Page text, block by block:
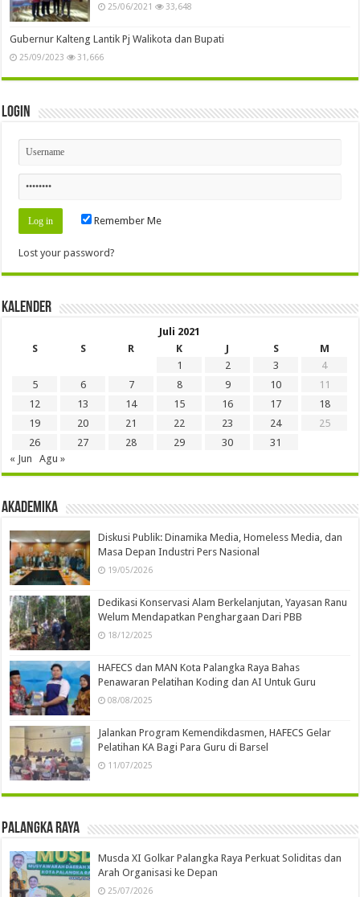
25/06/2021 33,648
Gubernur Kalteng Lantik Pj Walikota dan Bupati
25/09/2023 31,666
Login
Remember Me
Lost your password?
Kalender
Juli 2021
S
S R K J S
M
1
2 3
4
5
6 7 8 9 10
11
12
13 14 15 16 17
18
19
20 21 22 23 24
25
26
27 28 29 30
31
« Jun
Agu »
Akademika
Diskusi Publik: Dinamika Media, Homeless Media, dan
Masa Depan Industri Pers Nasional
19/05/2026
Dedikasi Konservasi Alam Berkelanjutan, Yayasan Ranu
Welum Mendapatkan Penghargaan Dari PBB
18/12/2025
HAFECS dan MAN Kota Palangka Raya Bahas
Penawaran Pelatihan Koding dan AI Untuk Guru
08/08/2025
Jalankan Program Kemendikdasmen, HAFECS Gelar
Pelatihan KA Bagi Para Guru di Barsel
11/07/2025
Palangka Raya
Musda XI Golkar Palangka Raya Perkuat Soliditas dan
Arah Organisasi ke Depan
25/07/2026